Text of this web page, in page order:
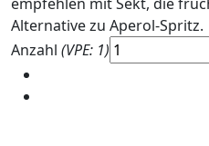
Alternative zu Aperol-Spritz.
Anzahl (VPE: 1)